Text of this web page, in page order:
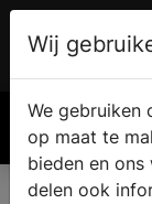
Wij
We gebruiken
op maat te
bieden en ons
delen ook